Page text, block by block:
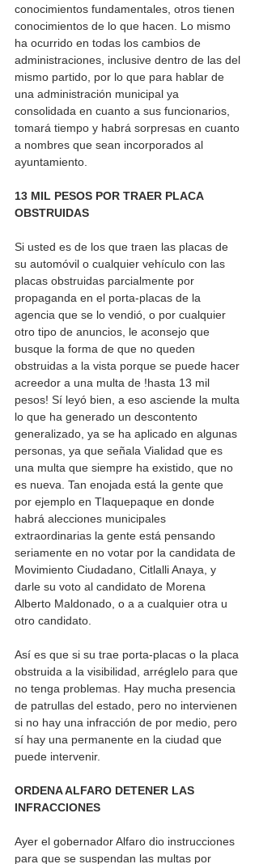
conocimientos fundamentales, otros tienen
conocimientos de lo que hacen. Lo mismo
ha ocurrido en todas los cambios de
administraciones, inclusive dentro de las del
mismo partido, por lo que para hablar de
una administración municipal ya
consolidada en cuanto a sus funcionarios,
tomará tiempo y habrá sorpresas en cuanto
a nombres que sean incorporados al
ayuntamiento.
13 MIL PESOS POR TRAER PLACA
OBSTRUIDAS
Si usted es de los que traen las placas de
su automóvil o cualquier vehículo con las
placas obstruidas parcialmente por
propaganda en el porta-placas de la
agencia que se lo vendió, o por cualquier
otro tipo de anuncios, le aconsejo que
busque la forma de que no queden
obstruidas a la vista porque se puede hacer
acreedor a una multa de !hasta 13 mil
pesos! Sí leyó bien, a eso asciende la multa
lo que ha generado un descontento
generalizado, ya se ha aplicado en algunas
personas, ya que señala Vialidad que es
una multa que siempre ha existido, que no
es nueva. Tan enojada está la gente que
por ejemplo en Tlaquepaque en donde
habrá alecciones municipales
extraordinarias la gente está pensando
seriamente en no votar por la candidata de
Movimiento Ciudadano, Citlalli Anaya, y
darle su voto al candidato de Morena
Alberto Maldonado, o a a cualquier otra u
otro candidato.
Así es que si su trae porta-placas o la placa
obstruida a la visibilidad, arréglelo para que
no tenga problemas. Hay mucha presencia
de patrullas del estado, pero no intervienen
si no hay una infracción de por medio, pero
sí hay una permanente en la ciudad que
puede intervenir.
ORDENA ALFARO DETENER LAS
INFRACCIONES
Ayer el gobernador Alfaro dio instrucciones
para que se suspendan las multas por